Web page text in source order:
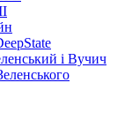
і Вучич